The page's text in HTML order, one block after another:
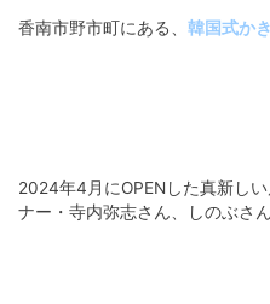
香南市野市町にある、 韓国式か
2024年4月にOPENした真新し
ナー・寺内弥志さん、しのぶさん